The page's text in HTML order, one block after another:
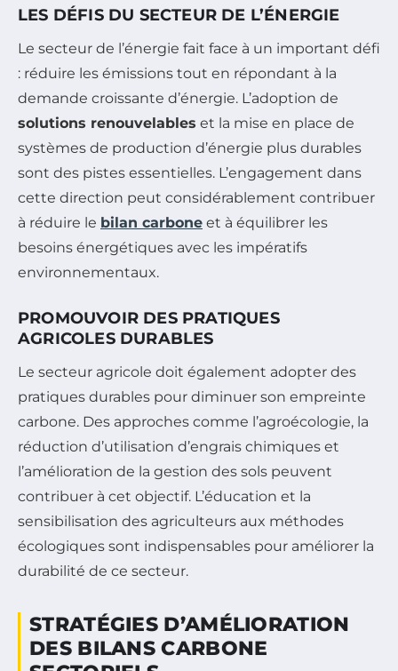
LES DÉFIS DU SECTEUR DE L’ÉNERGIE
Le secteur de l’énergie fait face à un important défi
: réduire les émissions tout en répondant à la
demande croissante d’énergie. L’adoption de
solutions renouvelables et la mise en place de
systèmes de production d’énergie plus durables
sont des pistes essentielles. L’engagement dans
cette direction peut considérablement contribuer
à réduire le bilan carbone et à équilibrer les
besoins énergétiques avec les impératifs
environnementaux.
PROMOUVOIR DES PRATIQUES
AGRICOLES DURABLES
Le secteur agricole doit également adopter des
pratiques durables pour diminuer son empreinte
carbone. Des approches comme l’agroécologie, la
réduction d’utilisation d’engrais chimiques et
l’amélioration de la gestion des sols peuvent
contribuer à cet objectif. L’éducation et la
sensibilisation des agriculteurs aux méthodes
écologiques sont indispensables pour améliorer la
durabilité de ce secteur.
STRATÉGIES D’AMÉLIORATION
DES BILANS CARBONE